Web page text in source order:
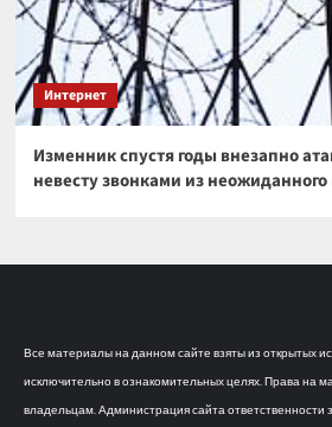
Интернет
Изменник спустя годы внезапно
невесту звонками из неожиданного
Все материалы на данном сайте взяты из открытых
исключительно в ознакомительных целях. Права на
владельцам. Администрация сайта